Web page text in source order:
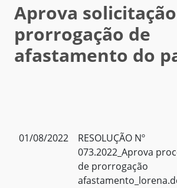
Aprova
prorrogação de
afastamento do
01/08/2022
RESOLUÇÃO Nº
073.2022_Aprova
de prorrogação